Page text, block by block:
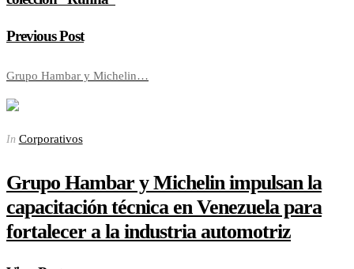
Previous Post
Grupo Hambar y Michelin…
In Corporativos
Grupo Hambar y Michelin impulsan la
capacitación técnica en Venezuela para
fortalecer a la industria automotriz